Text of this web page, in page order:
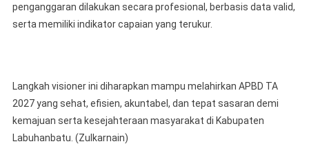
penganggaran dilakukan secara profesional, berbasis data valid,
serta memiliki indikator capaian yang terukur.
Langkah visioner ini diharapkan mampu melahirkan APBD TA
2027 yang sehat, efisien, akuntabel, dan tepat sasaran demi
kemajuan serta kesejahteraan masyarakat di Kabupaten
Labuhanbatu. (Zulkarnain)